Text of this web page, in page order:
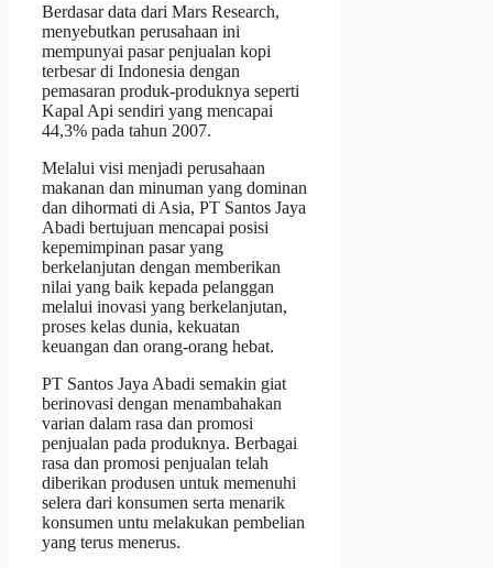
Berdasar data dari Mars Research,
menyebutkan perusahaan ini
mempunyai pasar penjualan kopi
terbesar di Indonesia dengan
pemasaran produk-produknya seperti
Kapal Api sendiri yang mencapai
44,3% pada tahun 2007.
Melalui visi menjadi perusahaan
makanan dan minuman yang dominan
dan dihormati di Asia, PT Santos Jaya
Abadi bertujuan mencapai posisi
kepemimpinan pasar yang
berkelanjutan dengan memberikan
nilai yang baik kepada pelanggan
melalui inovasi yang berkelanjutan,
proses kelas dunia, kekuatan
keuangan dan orang-orang hebat.
PT Santos Jaya Abadi semakin giat
berinovasi dengan menambahakan
varian dalam rasa dan promosi
penjualan pada produknya. Berbagai
rasa dan promosi penjualan telah
diberikan produsen untuk memenuhi
selera dari konsumen serta menarik
konsumen untu melakukan pembelian
yang terus menerus.